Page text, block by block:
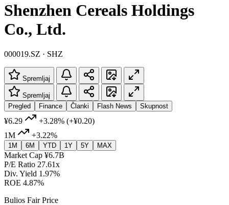
Shenzhen Cereals Holdings
Co., Ltd.
000019.SZ · SHZ
Spremljaj
Spremljaj
Pregled
Finance Članki Flash News Skupnost
¥6.29 +3.28% (+¥0.20)
1M
+3.22%
1M 6M YTD 1Y 5Y MAX
Market Cap ¥6.7B
P/E Ratio 27.61x
Div. Yield 1.97%
ROE 4.87%
Bulios Fair Price